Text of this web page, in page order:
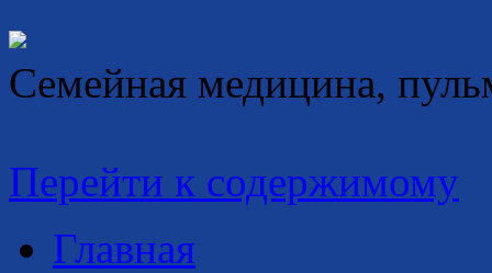
Семейная медицина,
Перейти к содержимому
Главная